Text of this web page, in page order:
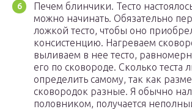
Печем блинчики. Тесто
можно начинать. Обязательно
ложкой тесто, чтобы оно
консистенцию. Нагреваем
выливаем в нее тесто,
его по сковороде. Сколько теста
определить самому, так как
сковородок разные. Я обычно
половником, получается